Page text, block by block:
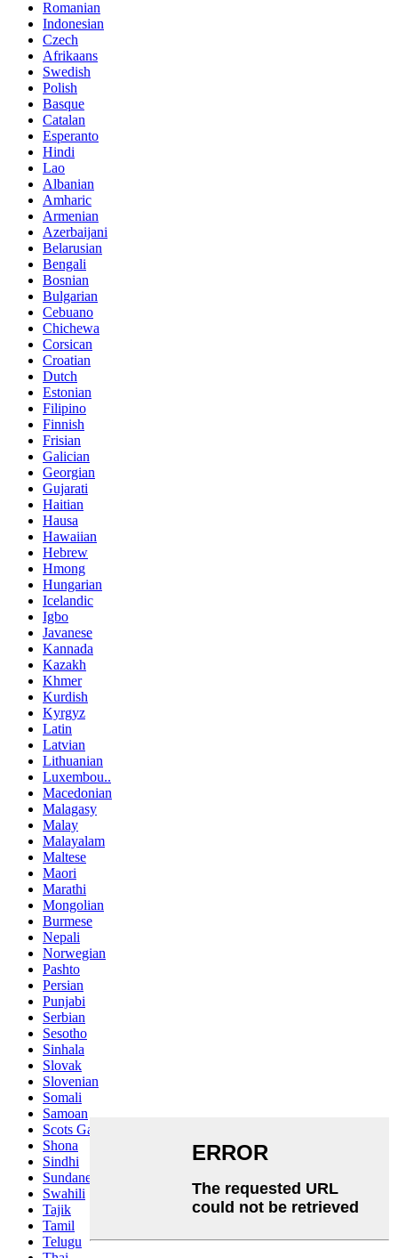
Romanian
Indonesian
Czech
Afrikaans
Swedish
Polish
Basque
Catalan
Esperanto
Hindi
Lao
Albanian
Amharic
Armenian
Azerbaijani
Belarusian
Bengali
Bosnian
Bulgarian
Cebuano
Chichewa
Corsican
Croatian
Dutch
Estonian
Filipino
Finnish
Frisian
Galician
Georgian
Gujarati
Haitian
Hausa
Hawaiian
Hebrew
Hmong
Hungarian
Icelandic
Igbo
Javanese
Kannada
Kazakh
Khmer
Kurdish
Kyrgyz
Latin
Latvian
Lithuanian
Luxembou..
Macedonian
Malagasy
Malay
Malayalam
Maltese
Maori
Marathi
Mongolian
Burmese
Nepali
Norwegian
Pashto
Persian
Punjabi
Serbian
Sesotho
Sinhala
Slovak
Slovenian
Somali
Samoan
Scots Gaelic
Shona
Sindhi
Sundanese
Swahili
Tajik
Tamil
Telugu